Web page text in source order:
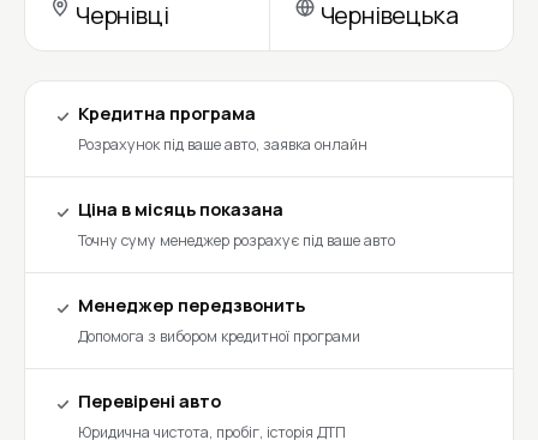
Чернівці Чернівецька
Кредитна програма
Розрахунок під ваше авто, заявка онлайн
Ціна в місяць показана
Точну суму менеджер розрахує під ваше авто
Менеджер передзвонить
Допомога з вибором кредитної програми
Перевірені авто
Юридична чистота, пробіг, історія ДТП